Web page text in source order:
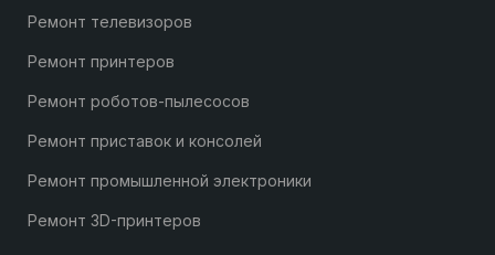
Ремонт телевизоров
Ремонт принтеров
Ремонт роботов-пылесосов
Ремонт приставок и консолей
Ремонт промышленной электроники
Ремонт 3D-принтеров